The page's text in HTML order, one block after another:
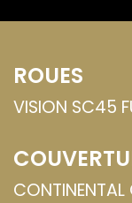
ROUES
VISION SC45